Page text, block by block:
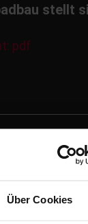
Über Cookies
stellt
pdf